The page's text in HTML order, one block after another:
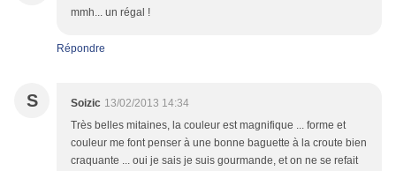
mmh... un régal !
Répondre
S Soizic 13/02/2013 14:34
Très belles mitaines, la couleur est magnifique ... forme et
couleur me font penser à une bonne baguette à la croute bien
craquante ... oui je sais je suis gourmande, et on ne se refait